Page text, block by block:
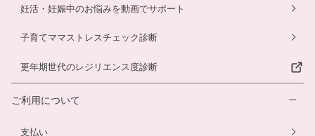
妊活・妊娠中のお悩みを動画でサポート
子育てママストレスチェック診断
更年期世代のレジリエンス度診断
ご利用について
支払い